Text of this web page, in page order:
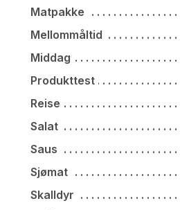
Matpakke
Mellommåltid
Middag
Produkttest
Reise
Salat
Saus
Sjømat
Skalldyr